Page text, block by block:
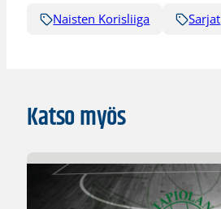
Naisten Korisliiga Sarjat
Katso myös